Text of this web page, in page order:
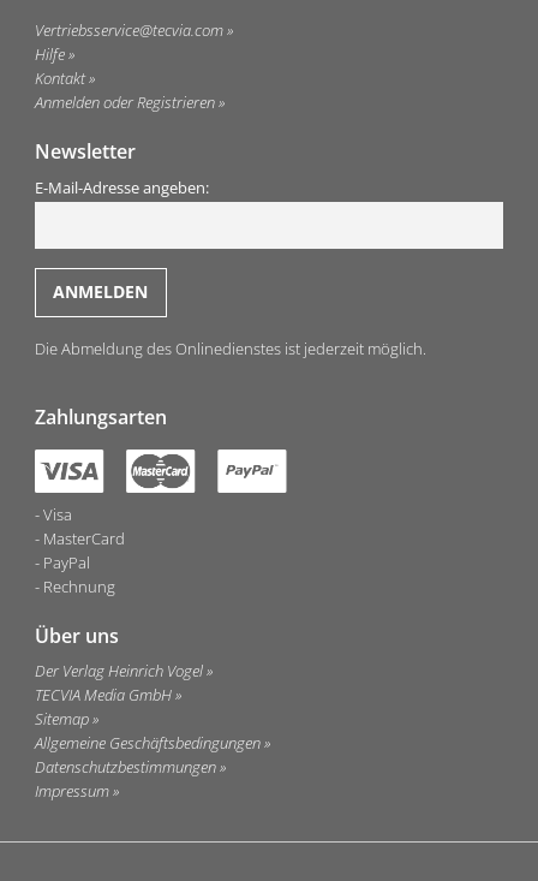
Vertriebsservice@tecvia.com
Hilfe
Kontakt
Anmelden oder Registrieren
Newsletter
E-Mail-Adresse angeben:
Die Abmeldung des Onlinedienstes ist jederzeit möglich.
Zahlungsarten
Visa
MasterCard
PayPal
Rechnung
Über uns
Der Verlag Heinrich Vogel
TECVIA Media GmbH
Sitemap
Allgemeine Geschäftsbedingungen
Datenschutzbestimmungen
Impressum